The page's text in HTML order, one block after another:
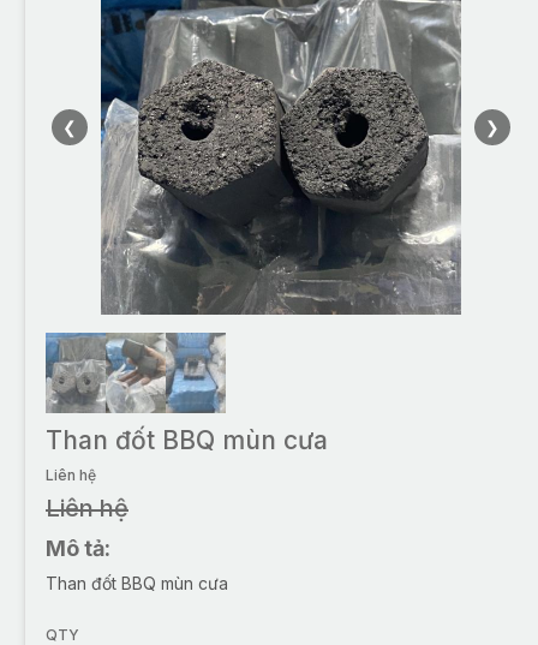
❮ ❯
Than đốt BBQ mùn cưa
Liên hệ
Liên hệ
Mô tả:
Than đốt BBQ mùn cưa
QTY